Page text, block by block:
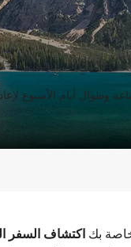
وطوال أيام الأسبوع
بك اكتشاف السفر